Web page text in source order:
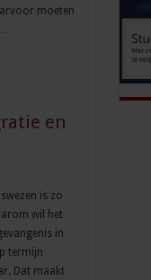
moeten
…
en
is zo
wil het
in
termijn
Dat maakt